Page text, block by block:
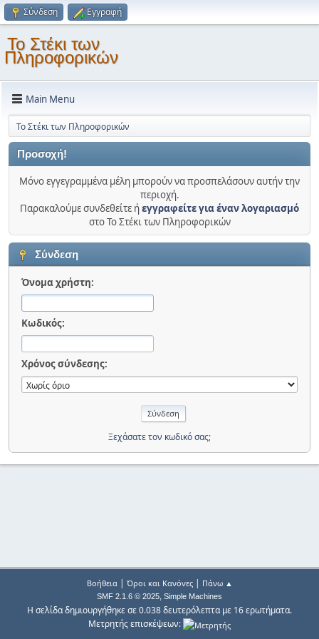
Σύνδεση Εγγραφή
Το Στέκι των
Πληροφορικών
Main Menu
Το Στέκι των Πληροφορικών
Προσοχή!
Μόνο εγγεγραμμένα μέλη μπορούν να προσπελάσουν αυτήν την
περιοχή.
Παρακαλούμε συνδεθείτε ήεγγραφείτε για έναν λογαριασμό
στο Το Στέκι των Πληροφορικών
Σύνδεση
Όνομα χρήστη:
Κωδικός:
Χρόνος σύνδεσης:
Ξεχάσατε τον κωδικό σας;
Βοήθεια| Όροι και Κανόνες| Πάνω ▲
SMF 2.1.6 © 2025, Simple Machines
Η σελίδα δημιουργήθηκε σε 0.038 δευτερόλεπτα με 16 ερωτήματα.
Μετρητής επισκέψεων: